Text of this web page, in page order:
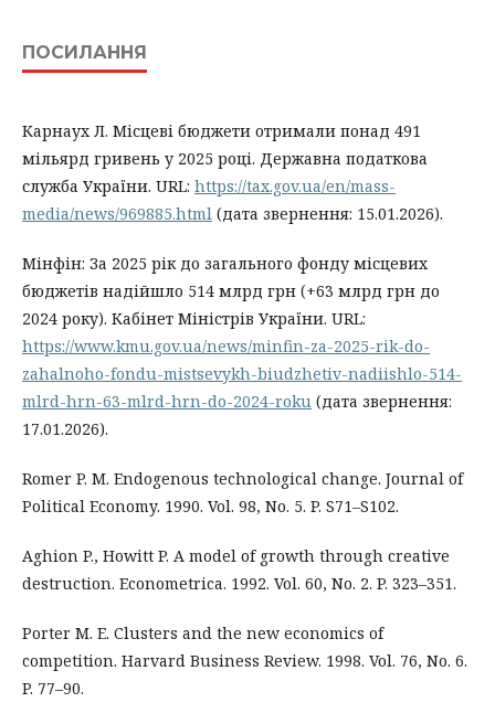
ПОСИЛАННЯ
Карнаух Л. Місцеві бюджети отримали понад 491
мільярд гривень у 2025 році. Державна податкова
служба України. URL: https://tax.gov.ua/en/mass-
media/news/969885.html (дата звернення: 15.01.2026).
Мінфін: За 2025 рік до загального фонду місцевих
бюджетів надійшло 514 млрд грн (+63 млрд грн до
2024 року). Кабінет Міністрів України. URL:
https://www.kmu.gov.ua/news/minfin-za-2025-rik-do-
zahalnoho-fondu-mistsevykh-biudzhetiv-nadiishlo-514-
mlrd-hrn-63-mlrd-hrn-do-2024-roku (дата звернення:
17.01.2026).
Romer P. M. Endogenous technological change. Journal of
Political Economy. 1990. Vol. 98, No. 5. P. S71–S102.
Aghion P., Howitt P. A model of growth through creative
destruction. Econometrica. 1992. Vol. 60, No. 2. P. 323–351.
Porter M. E. Clusters and the new economics of
competition. Harvard Business Review. 1998. Vol. 76, No. 6.
P. 77–90.